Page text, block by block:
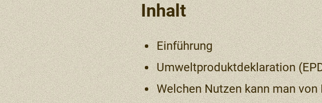
Inhalt
Einführung
Umweltproduktdeklaration
Welchen Nutzen kann man von